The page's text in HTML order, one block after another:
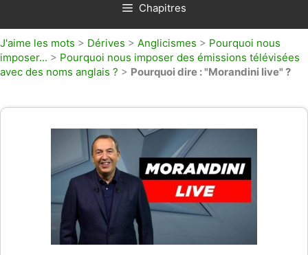
Chapitres
J'aime les mots > Dérives > Anglicismes > Pourquoi nous
imposer... > Pourquoi nous imposer des émissions télévisées
avec des noms anglais ? > Pourquoi dire : "Morandini live" ?